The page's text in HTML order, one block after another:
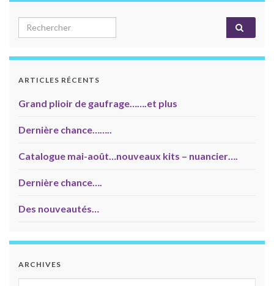
Search for:
ARTICLES RÉCENTS
Grand plioir de gaufrage…….et plus
Dernière chance……..
Catalogue mai-août…nouveaux kits – nuancier….
Dernière chance….
Des nouveautés…
ARCHIVES